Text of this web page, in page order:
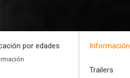
por edades Información
Trailers